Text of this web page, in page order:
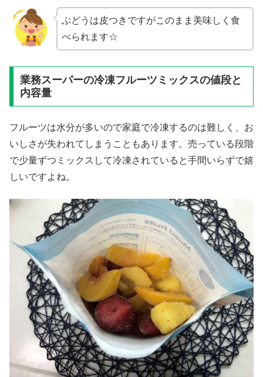
ぶどうは皮つきですがこのまま美味しく食
べられます☆
業務スーパーの冷凍フルーツミックスの値段と
内容量
フルーツは水分が多いので家庭で冷凍するのは難しく、お
いしさが失われてしまうこともあります。売っている段階
で少量ずつミックスして冷凍されていると手間いらずで嬉
しいですよね。